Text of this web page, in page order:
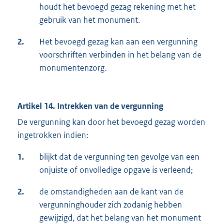
houdt het bevoegd gezag rekening met het
gebruik van het monument.
2.
Het bevoegd gezag kan aan een vergunning
voorschriften verbinden in het belang van de
monumentenzorg.
Artikel 14. Intrekken van de vergunning
De vergunning kan door het bevoegd gezag worden
ingetrokken indien:
1.
blijkt dat de vergunning ten gevolge van een
onjuiste of onvolledige opgave is verleend;
2.
de omstandigheden aan de kant van de
vergunninghouder zich zodanig hebben
gewijzigd, dat het belang van het monument